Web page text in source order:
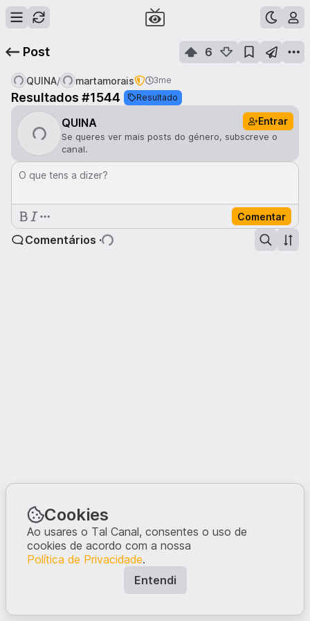
Post 6
QUINA/ martamorais 3me
Resultados #1544 Resultado
QUINA Entrar
Se queres ver mais posts do género, subscreve o
canal.
O que tens a dizer?
Comentar
Comentários ·
Cookies
Ao usares o Tal Canal, consentes o uso de
cookies de acordo com a nossa
Política de Privacidade.
Entendi